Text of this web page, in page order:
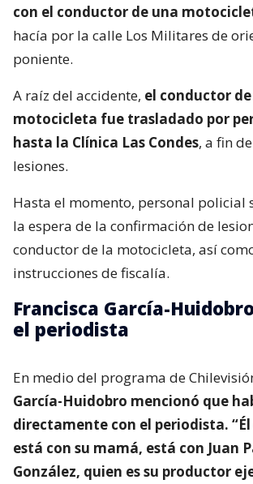
con el conductor de una
hacía por la calle Los Militares de
poniente.
A raíz del accidente, el conductor
motocicleta fue trasladado por
hasta la Clínica Las Condes, a fin
lesiones.
Hasta el momento, personal policial
la espera de la confirmación de
conductor de la motocicleta, así
instrucciones de fiscalía.
Francisca García-
el periodista
En medio del programa de
García-Huidobro mencionó que
directamente con el periodista.
está con su mamá, está con Juan
González, quien es su productor